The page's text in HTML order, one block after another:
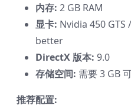
内存: 2 GB RAM
显卡: Nvidia 450
better
DirectX 版本: 9.0
存储空间: 需要 3 GB
推荐配置: